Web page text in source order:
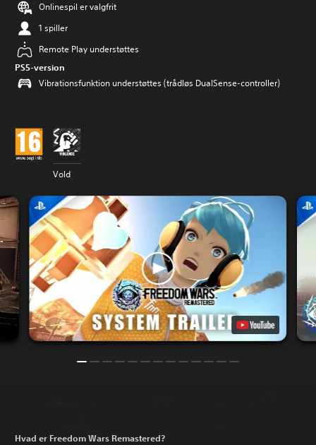
Onlinespil er valgfrit
1 spiller
Remote Play understøttes
PS5-version
Vibrationsfunktion understøttes (trådløs DualSense-controller)
Vold
Hvad er Freedom Wars Remastered?